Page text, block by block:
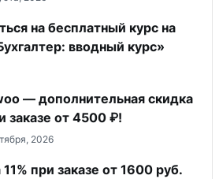
на бесплатный курс на
вводный курс»
— дополнительная скидка
заказе от 4500 ₽!
2026
при заказе от 1600 руб.